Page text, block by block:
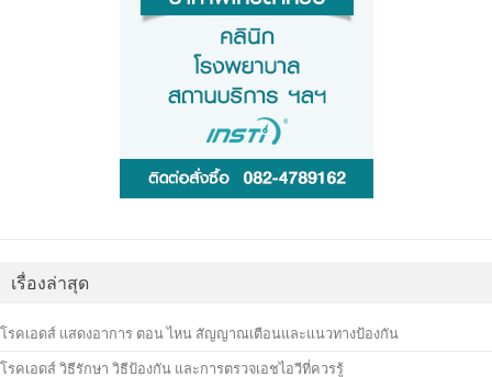
เรื่องล่าสุด
โรคเอดส์ แสดงอาการ ตอน ไหน สัญญาณเตือนและแนวทางป้องกัน
โรคเอดส์ วิธีรักษา วิธีป้องกัน และการตรวจเอชไอวีที่ควรรู้